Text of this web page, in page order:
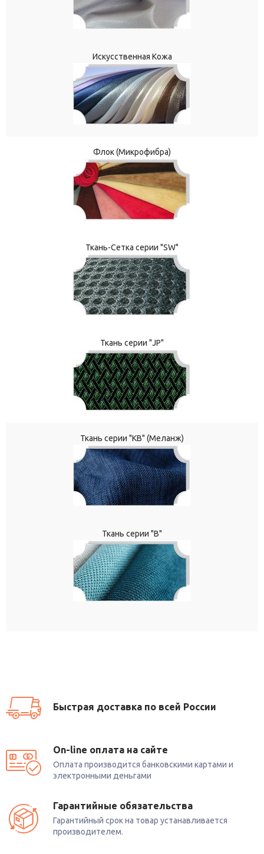
Искусственная Кожа
Флок (Микрофибра)
Ткань-Сетка серии "SW"
Ткань серии "JP"
Ткань серии "КВ" (Меланж)
Ткань серии "В"
Быстрая доставка по всей России
On-line оплата на сайте
Оплата производится банковскими картами и
электронными деньгами
Гарантийные обязательства
Гарантийный срок на товар устанавливается
производителем.